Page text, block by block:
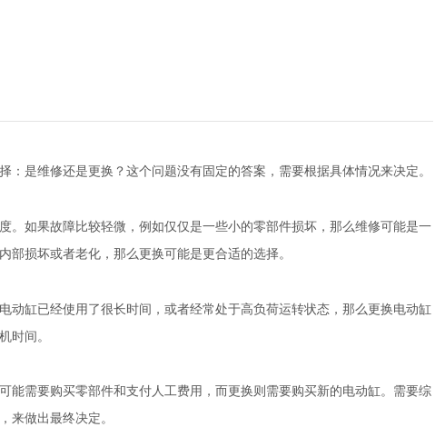
：是维修还是更换？这个问题没有固定的答案，需要根据具体情况来决定。
如果故障比较轻微，例如仅仅是一些小的零部件损坏，那么维修可能是一
损坏或者老化，那么更换可能是更合适的选择。
缸已经使用了很长时间，或者经常处于高负荷运转状态，那么更换电动缸
时间。
需要购买零部件和支付人工费用，而更换则需要购买新的电动缸。需要综
来做出最终决定。